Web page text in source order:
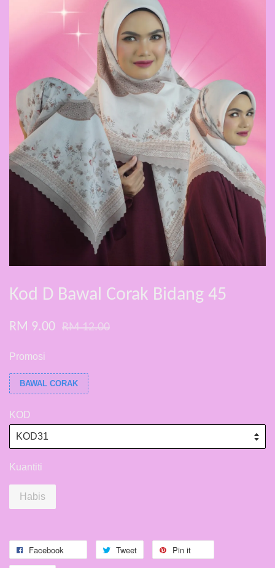
Kod D Bawal Corak Bidang 45
RM 9.00 RM 12.00
Promosi
BAWAL CORAK
KOD
Kuantiti
Habis
Facebook Tweet Pin it